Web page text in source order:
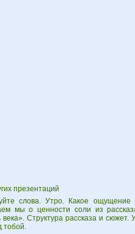
презентаций
слова. Утро. Какое ощущение
мы о ценности соли из
Структура рассказа и сюжет.
тобой.